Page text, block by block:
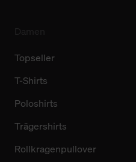
Topseller
T-Shirts
Poloshirts
Trägershirts
Rollkragenpullover